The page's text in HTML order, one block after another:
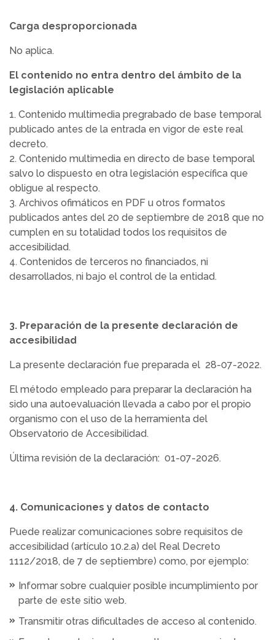
Carga desproporcionada
No aplica.
El contenido no entra dentro del ámbito de la
legislación aplicable
1. Contenido multimedia pregrabado de base temporal
publicado antes de la entrada en vigor de este real
decreto.
2. Contenido multimedia en directo de base temporal
salvo lo dispuesto en otra legislación específica que
obligue al respecto.
3. Archivos ofimáticos en PDF u otros formatos
publicados antes del 20 de septiembre de 2018 que no
cumplen en su totalidad todos los requisitos de
accesibilidad.
4. Contenidos de terceros no financiados, ni
desarrollados, ni bajo el control de la entidad.
3. Preparación de la presente declaración de
accesibilidad
La presente declaración fue preparada el 28-07-2022.
El método empleado para preparar la declaración ha
sido una autoevaluación llevada a cabo por el propio
organismo con el uso de la herramienta del
Observatorio de Accesibilidad.
Última revisión de la declaración: 01-07-2026.
4. Comunicaciones y datos de contacto
Puede realizar comunicaciones sobre requisitos de
accesibilidad (artículo 10.2.a) del Real Decreto
1112/2018, de 7 de septiembre) como, por ejemplo:
Informar sobre cualquier posible incumplimiento por
parte de este sitio web.
Transmitir otras dificultades de acceso al contenido.